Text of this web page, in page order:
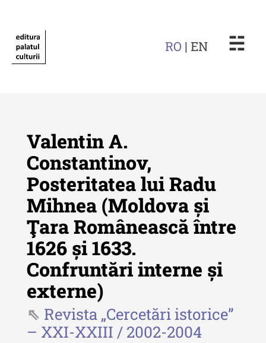
RO | EN ☵
Revista "Cercetări istorice"
Revista "Cercetări istorice" - XLIV
- 2025
Revista "Cercetări istorice" - XLIII
- 2024
Revista "Cercetări istorice" - XLII -
2023
Indexul Complet
Valentin A.
Constantinov,
Posteritatea lui Radu
Mihnea (Moldova și
Ţara Românească între
1626 și 1633.
Confruntări interne și
externe)
Revista „Cercetări istorice”
– XXI-XXIII / 2002-2004